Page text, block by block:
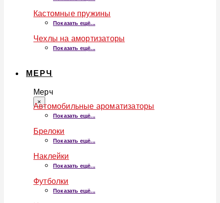
Кастомные пружины
Показать ещё...
Чехлы на амортизаторы
Показать ещё...
МЕРЧ
Мерч
×
Автомобильные ароматизаторы
Показать ещё...
Брелоки
Показать ещё...
Наклейки
Показать ещё...
Футболки
Показать ещё...